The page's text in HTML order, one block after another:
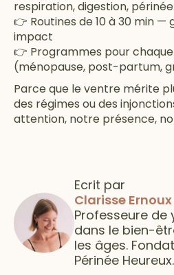
respiration, digestion,
👉 Routines de 10 à 30 min —
impact
👉 Programmes pour
(ménopause, post-partum,
Parce que le ventre mérite
des régimes ou des
attention, notre présence,
Ecrit par
Clarisse Ernoux
Professeure de
dans le bien-
les âges.
Périnée Heureux.